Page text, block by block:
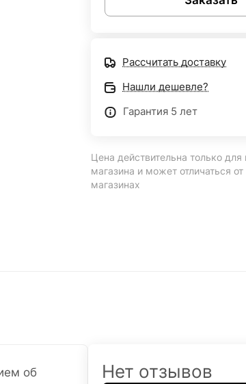
Рассчитать доставку
Нашли дешевле?
Гарантия 5 лет
Цена действительна только для
магазина и может отличаться
магазинах
об
Нет отзывов